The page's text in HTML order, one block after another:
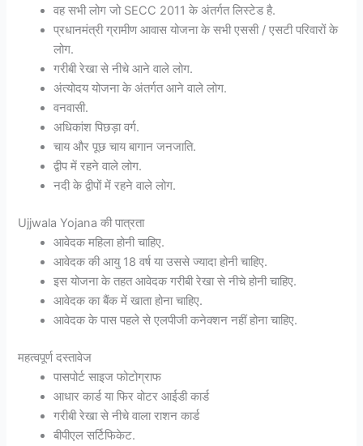
वह सभी लोग जो SECC 2011 के अंतर्गत लिस्टेड है.
प्रधानमंत्री ग्रामीण आवास योजना के सभी एससी / एसटी परिवारों के
लोग.
गरीबी रेखा से नीचे आने वाले लोग.
अंत्योदय योजना के अंतर्गत आने वाले लोग.
वनवासी.
अधिकांश पिछड़ा वर्ग.
चाय और पूछ चाय बागान जनजाति.
द्वीप में रहने वाले लोग.
नदी के द्वीपों में रहने वाले लोग.
Ujjwala Yojana की पात्रता
आवेदक महिला होनी चाहिए.
आवेदक की आयु 18 वर्ष या उससे ज्यादा होनी चाहिए.
इस योजना के तहत आवेदक गरीबी रेखा से नीचे होनी चाहिए.
आवेदक का बैंक में खाता होना चाहिए.
आवेदक के पास पहले से एलपीजी कनेक्शन नहीं होना चाहिए.
महत्वपूर्ण दस्तावेज
पासपोर्ट साइज फोटोग्राफ
आधार कार्ड या फिर वोटर आईडी कार्ड
गरीबी रेखा से नीचे वाला राशन कार्ड
बीपीएल सर्टिफिकेट.